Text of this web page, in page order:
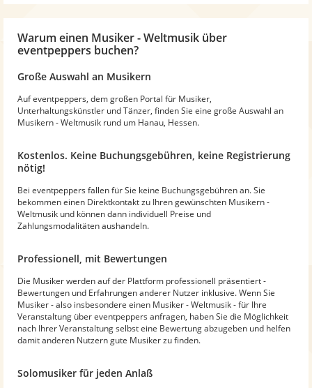
Warum einen Musiker - Weltmusik über
eventpeppers buchen?
Große Auswahl an Musikern
Auf eventpeppers, dem großen Portal für Musiker,
Unterhaltungskünstler und Tänzer, finden Sie eine große Auswahl an
Musikern - Weltmusik rund um Hanau, Hessen.
Kostenlos. Keine Buchungsgebühren, keine Registrierung
nötig!
Bei eventpeppers fallen für Sie keine Buchungsgebühren an. Sie
bekommen einen Direktkontakt zu Ihren gewünschten Musikern -
Weltmusik und können dann individuell Preise und
Zahlungsmodalitäten aushandeln.
Professionell, mit Bewertungen
Die Musiker werden auf der Plattform professionell präsentiert -
Bewertungen und Erfahrungen anderer Nutzer inklusive. Wenn Sie
Musiker - also insbesondere einen Musiker - Weltmusik - für Ihre
Veranstaltung über eventpeppers anfragen, haben Sie die Möglichkeit
nach Ihrer Veranstaltung selbst eine Bewertung abzugeben und helfen
damit anderen Nutzern gute Musiker zu finden.
Solomusiker für jeden Anlaß